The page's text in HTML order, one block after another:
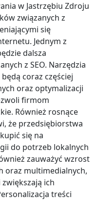
w Jastrzębiu Zdroju
związanych z
się
Jednym z
dalsza
z SEO. Narzędzia
coraz częściej
oraz optymalizacji
firmom
Również rosnące
że przedsiębiorstwa
się na
do potrzeb lokalnych
zauważyć wzrost
oraz multimedialnych,
ich
treści